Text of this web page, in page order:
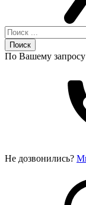
Поиск
По Вашему
Не дозвонились?